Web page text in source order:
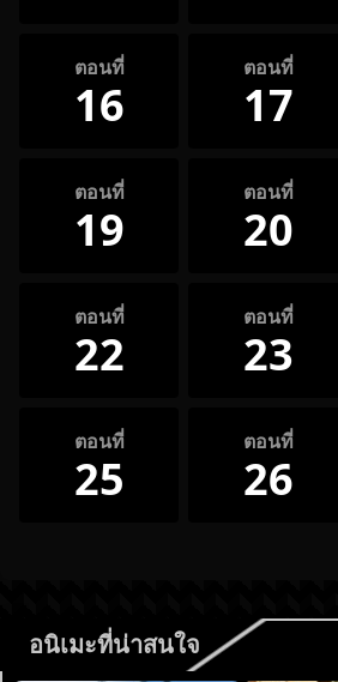
ตอนที่
16
ตอนที่
17
ตอนที่
19
ตอนที่
20
ตอนที่
22
ตอนที่
23
ตอนที่
25
ตอนที่
26
อนิเมะที่น่าสนใจ